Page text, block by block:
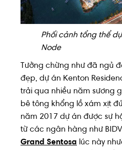
Phối cảnh tổng thể
Node
Tưởng chừng như đã ngủ
đẹp, dự án Kenton
trải qua nhiều năm sương
bê tông khổng lồ xám xịt
năm 2017 dự án được sự
từ các ngân hàng như
Grand Sentosa lúc này